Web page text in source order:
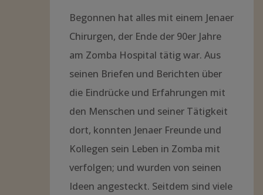
Begonnen hat alles mit einem Jenaer
Chirurgen, der Ende der 90er Jahre
am Zomba Hospital tätig war. Aus
seinen Briefen und Berichten über
die Eindrücke und Erfahrungen mit
den Menschen und seiner Tätigkeit
dort, konnten Jenaer Freunde und
Kollegen sein Leben in Zomba mit
verfolgen; und wurden von seinen
Ideen angesteckt. Seitdem sind viele